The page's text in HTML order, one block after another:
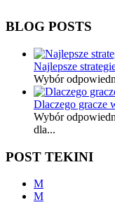
BLOG POSTS
Najlepsze
Wybór
Dlaczego gracze
Wybór
dla...
POST TEKINI
M
M